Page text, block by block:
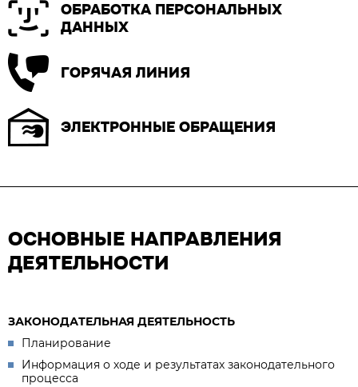
ОБРАБОТКА ПЕРСОНАЛЬНЫХ
ДАННЫХ
ГОРЯЧАЯ ЛИНИЯ
ЭЛЕКТРОННЫЕ ОБРАЩЕНИЯ
ОСНОВНЫЕ НАПРАВЛЕНИЯ
ДЕЯТЕЛЬНОСТИ
ЗАКОНОДАТЕЛЬНАЯ ДЕЯТЕЛЬНОСТЬ
Планирование
Информация о ходе и результатах законодательного
процесса